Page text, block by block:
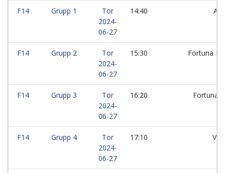
F14 Grupp 1
Tor
2024-
06-27
14:40
F14 Grupp 2
Tor
2024-
06-27
15:30 Fortuna
F14 Grupp 3
Tor
2024-
06-27
16:20 Fortuna
F14 Grupp 4
Tor
2024-
06-27
17:10